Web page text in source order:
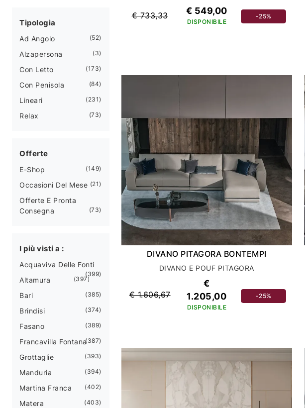
Tipologia
Ad Angolo 52
Alzapersona 3
Con Letto 173
Con Penisola 84
Lineari 231
Relax 73
Offerte
E-Shop 149
Occasioni Del Mese 21
Offerte E Pronta
Consegna
73
I più visti a :
Acquaviva Delle Fonti
399
Altamura 397
Bari 385
Brindisi 374
Fasano 389
Francavilla Fontana387
Grottaglie 393
Manduria 394
Martina Franca 402
Matera 403
€ 733,33 € 549,00
DISPONIBILE
-25%
DIVANO PITAGORA BONTEMPI
DIVANO E POUF PITAGORA
€ 1.606,67
€
1.205,00
DISPONIBILE
-25%